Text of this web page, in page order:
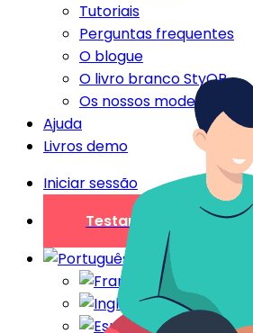
Tutoriais
Perguntas frequentes
O blogue
O livro branco StyQR
Os nossos modelos StyQR
Ajuda
Livros demo
Iniciar sessão
Testar gratuitamente